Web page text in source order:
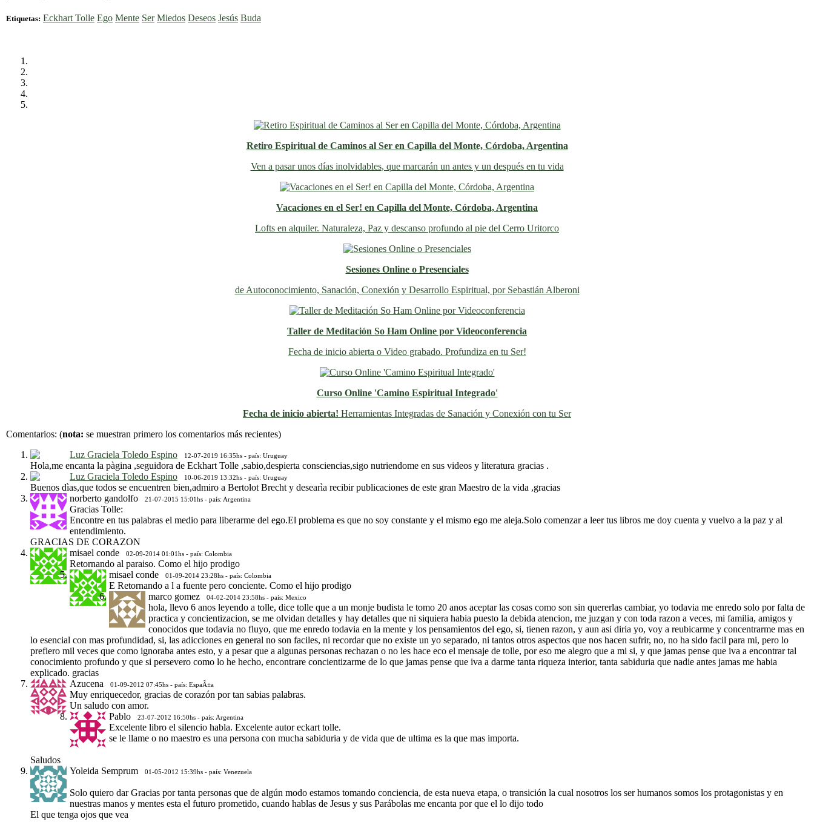
Etiquetas: Eckhart Tolle Ego Mente Ser Miedos Deseos Jesús Buda
Retiro Espiritual de Caminos al Ser en Capilla del Monte, Córdoba, Argentina
Ven a pasar unos días inolvidables, que marcarán un antes y un después en tu vida
Vacaciones en el Ser! en Capilla del Monte, Córdoba, Argentina
Lofts en alquiler. Naturaleza, Paz y descanso profundo al pie del Cerro Uritorco
Sesiones Online o Presenciales
de Autoconocimiento, Sanación, Conexión y Desarrollo Espiritual, por Sebastián Alberoni
Taller de Meditación So Ham Online por Videoconferencia
Fecha de inicio abierta o Video grabado. Profundiza en tu Ser!
Curso Online 'Camino Espiritual Integrado'
Fecha de inicio abierta! Herramientas Integradas de Sanación y Conexión con tu Ser
Comentarios: (nota: se muestran primero los comentarios más recientes)
Luz Graciela Toledo Espino
12-07-2019 16:35hs - país: Uruguay
Hola,me encanta la pàgina ,seguidora de Eckhart Tolle ,sabio,despierta consciencias,sigo nutriendome en sus videos y literatura gracias .
Luz Graciela Toledo Espino
10-06-2019 13:32hs - país: Uruguay
Buenos dìas,que todos se encuentren bien,admiro a Bertolot Brecht y desearìa recibir publicaciones de este gran Maestro de la vida ,gracias
norberto gandolfo
21-07-2015 15:01hs - país: Argentina
Gracias Tolle:
Encontre en tus palabras el medio para liberarme del ego.El problema es que no soy constante y el mismo ego me aleja.Solo comenzar a leer tus libros me doy cuenta y vuelvo a la paz y al
entendimiento.
GRACIAS DE CORAZON
misael conde
02-09-2014 01:01hs - país: Colombia
Retornando al paraiso. Como el hijo prodigo
misael conde
01-09-2014 23:28hs - país: Colombia
E Retornando a l a fuente pero conciente. Como el hijo prodigo
marco gomez
04-02-2014 23:58hs - país: Mexico
hola, llevo 6 anos leyendo a tolle, dice tolle que a un monje budista le tomo 20 anos aceptar las cosas como son sin quererlas cambiar, yo todavia me enredo solo por falta de
practica y concientizacion, se me olvidan detalles y hay detalles que ni siquiera habia puesto la debida atencion, me juzgan y con toda razon a veces, mi familia, amigos y
conocidos que todavia no fluyo, que me enredo todavia en la mente y los pensamientos del ego, si, tienen razon, y aun asi diria yo, voy a reubicarme y concentrarme mas en
lo esencial con mas profundidad, si, las adicciones en general no son faciles, ni recordar que no existe un yo separado, ni tantos otros aspectos que nos hacen sufrir, no, no ha sido facil para mi, pero lo
prefiero mil veces que como ignoraba antes esto, y a pesar que a algunas personas rechazan o no les hace eco el mensaje de tolle, por eso me alegro que a mi si, y que jamas pense que iva a encontrar tal
conocimiento profundo y que si persevero como lo he hecho, encontrare concientizarme de lo que jamas pense que iva a darme tanta riqueza interior, tanta sabiduria que nadie antes jamas me habia
explicado. gracias
Azucena
01-09-2012 07:45hs - país: EspaÃ±a
Muy enriquecedor, gracias de corazón por tan sabias palabras.
Un saludo con amor.
Pablo
23-07-2012 16:50hs - país: Argentina
Excelente libro el silencio habla. Excelente autor eckart tolle.
se le llame o no maestro es una persona con mucha sabiduria y de vida que de ultima es la que mas importa.
Saludos
Yoleida Semprum
01-05-2012 15:39hs - país: Venezuela
Solo quiero dar Gracias por tanta personas que de algún modo estamos tomando conciencia, de esta nueva etapa, o transición la cual nosotros los ser humanos somos los protagonistas y en
nuestras manos y mentes esta el futuro prometido, cuando hablas de Jesus y sus Parábolas me encanta por que el lo dijo todo
El que tenga ojos que vea